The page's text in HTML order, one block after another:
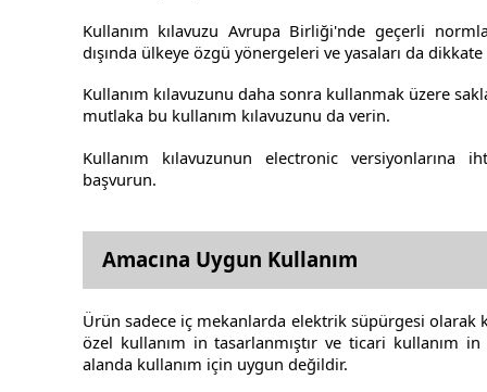
Kullanım kılavuzu Avrupa Birliği'nde geçerli
dışında ülkeye özgü yönergeleri ve yasaları da dikkate
Kullanım kılavuzunu daha sonra kullanmak üzere
mutlaka bu kullanım kılavuzunu da verin.
Kullanım kılavuzunun electronic versiyonlarına
başvurun.
Amacına Uygun Kullanım
Ürün sadece iç mekanlarda elektrik süpürgesi olarak
özel kullanım in tasarlanmıştır ve ticari kullanım
alanda kullanım için uygun değildir.